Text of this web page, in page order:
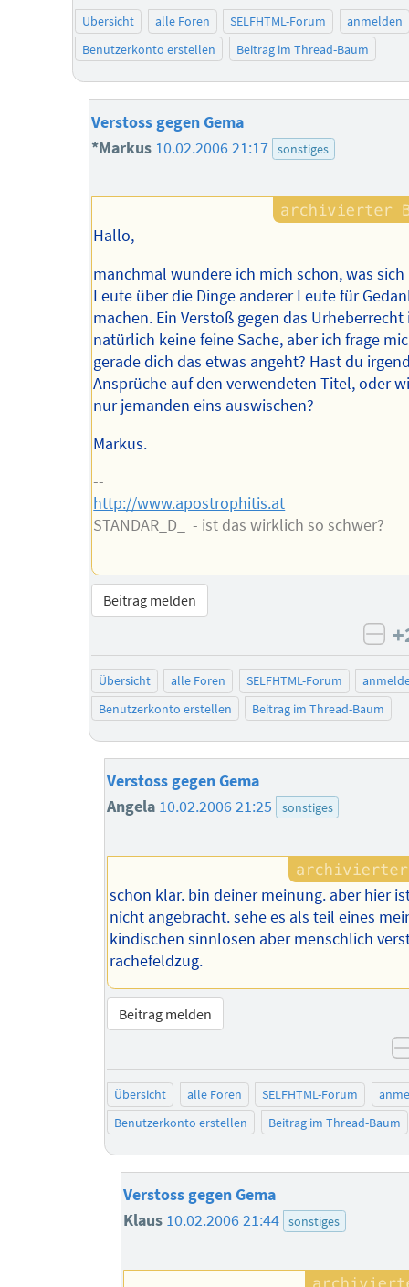
Übersicht alle Foren SELFHTML-Forum
anmelden
Benutzerkonto erstellen
Beitrag im Thread-Baum
Verstoss gegen Gema
*Markus 10.02.2006 21:17 sonstiges
Hallo,
manchmal wundere ich mich schon, was
Leute über die Dinge anderer Leute für
machen. Ein Verstoß gegen das Urheberrecht
natürlich keine feine Sache, aber ich frage
gerade dich das etwas angeht? Hast du
Ansprüche auf den verwendeten Titel, oder
nur jemanden eins auswischen?
Markus.
--
http://www.apostrophitis.at
STANDAR_D_ - ist das wirklich so schwer?
Beitrag melden
Übersicht alle Foren SELFHTML-Forum
Benutzerkonto erstellen
Beitrag im Thread-Baum
Verstoss gegen Gema
Angela 10.02.2006 21:25 sonstiges
schon klar. bin deiner meinung. aber hier
nicht angebracht. sehe es als teil eines
kindischen sinnlosen aber menschlich
rachefeldzug.
Beitrag melden
Übersicht alle Foren SELFHTML-Forum
Benutzerkonto erstellen
Beitrag im Thread-Baum
Verstoss gegen Gema
Klaus 10.02.2006 21:44 sonstiges